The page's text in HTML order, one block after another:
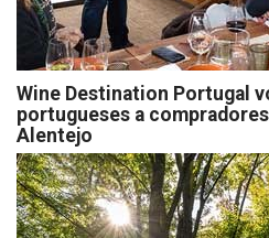
Wine Destination Portugal
portugueses a
Alentejo